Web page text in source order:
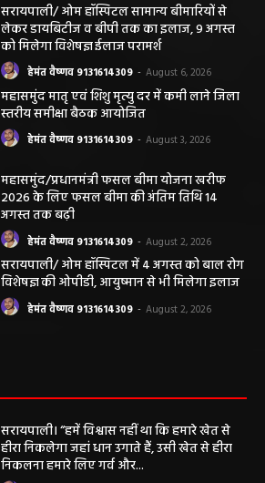
सरायपाली/ ओम हॉस्पिटल सामान्य बीमारियों से
लेकर डायबिटीज व बीपी तक का इलाज, 9 अगस्त
को मिलेगा विशेषज्ञ ईलाज परामर्श
हेमंत वैष्णव 9131614309 - August 6, 2026
महासमुंद मातृ एवं शिशु मृत्यु दर में कमी लाने जिला
स्तरीय समीक्षा बैठक आयोजित
हेमंत वैष्णव 9131614309 - August 3, 2026
महासमुंद/प्रधानमंत्री फसल बीमा योजना खरीफ
2026 के लिए फसल बीमा की अंतिम तिथि 14
अगस्त तक बढ़ी
हेमंत वैष्णव 9131614309 - August 2, 2026
सरायपाली/ ओम हॉस्पिटल में 4 अगस्त को बाल रोग
विशेषज्ञ की ओपीडी, आयुष्मान से भी मिलेगा इलाज
हेमंत वैष्णव 9131614309 - August 2, 2026
सरायपाली। “हमें विश्वास नहीं था कि हमारे खेत से
हीरा निकलेगा जहां धान उगाते हैं, उसी खेत से हीरा
निकलना हमारे लिए गर्व और...